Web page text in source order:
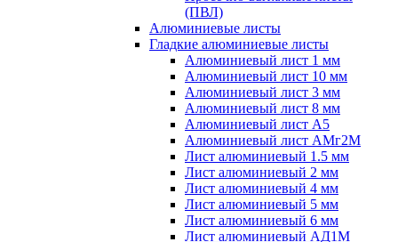
(ПВЛ)
Алюминиевые листы
Гладкие алюминиевые листы
Алюминиевый лист 1 мм
Алюминиевый лист 10 мм
Алюминиевый лист 3 мм
Алюминиевый лист 8 мм
Алюминиевый лист А5
Алюминиевый лист АМг2М
Лист алюминиевый 1.5 мм
Лист алюминиевый 2 мм
Лист алюминиевый 4 мм
Лист алюминиевый 5 мм
Лист алюминиевый 6 мм
Лист алюминиевый АД1М